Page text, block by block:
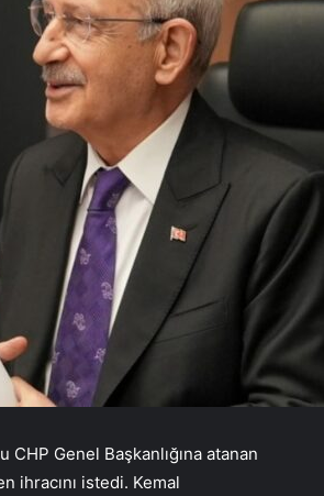
CHP Genel Başkanlığına atanan
ihracını istedi. Kemal